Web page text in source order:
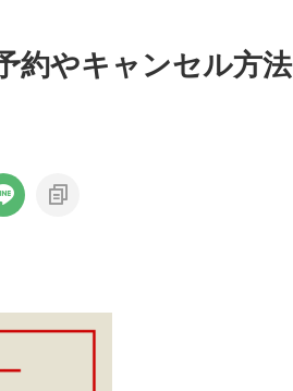
約やキャンセル方法